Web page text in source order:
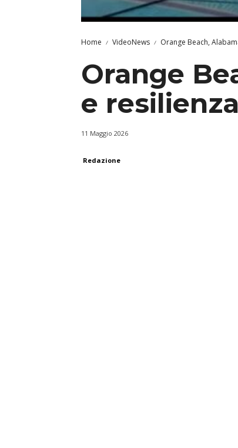
Home VideoNews Orange Beach,
Orange
e
11 Maggio 2026
Redazione